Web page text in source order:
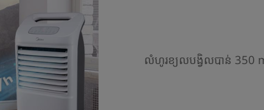
លំហូរខ្យលបង្វិលបាន់ 350